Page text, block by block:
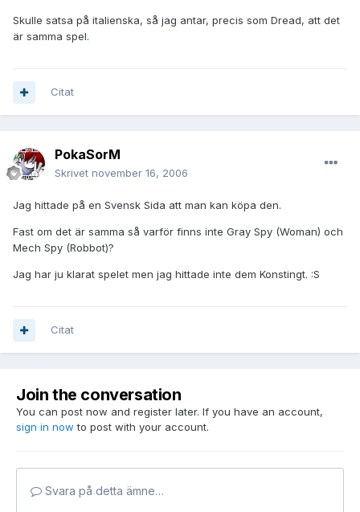
Skulle satsa på italienska, så jag antar, precis som Dread, att det
är samma spel.
Citat
PokaSorM
Skrivet november 16, 2006
Jag hittade på en Svensk Sida att man kan köpa den.
Fast om det är samma så varför finns inte Gray Spy (Woman) och
Mech Spy (Robbot)?
Jag har ju klarat spelet men jag hittade inte dem Konstingt. :S
Citat
Join the conversation
You can post now and register later. If you have an account,
sign in now to post with your account.
Svara på detta ämne…